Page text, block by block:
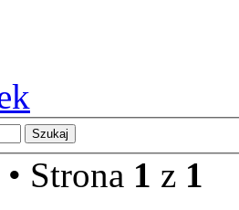
Strona 1 z 1